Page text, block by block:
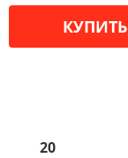
КУПИТЬ
20